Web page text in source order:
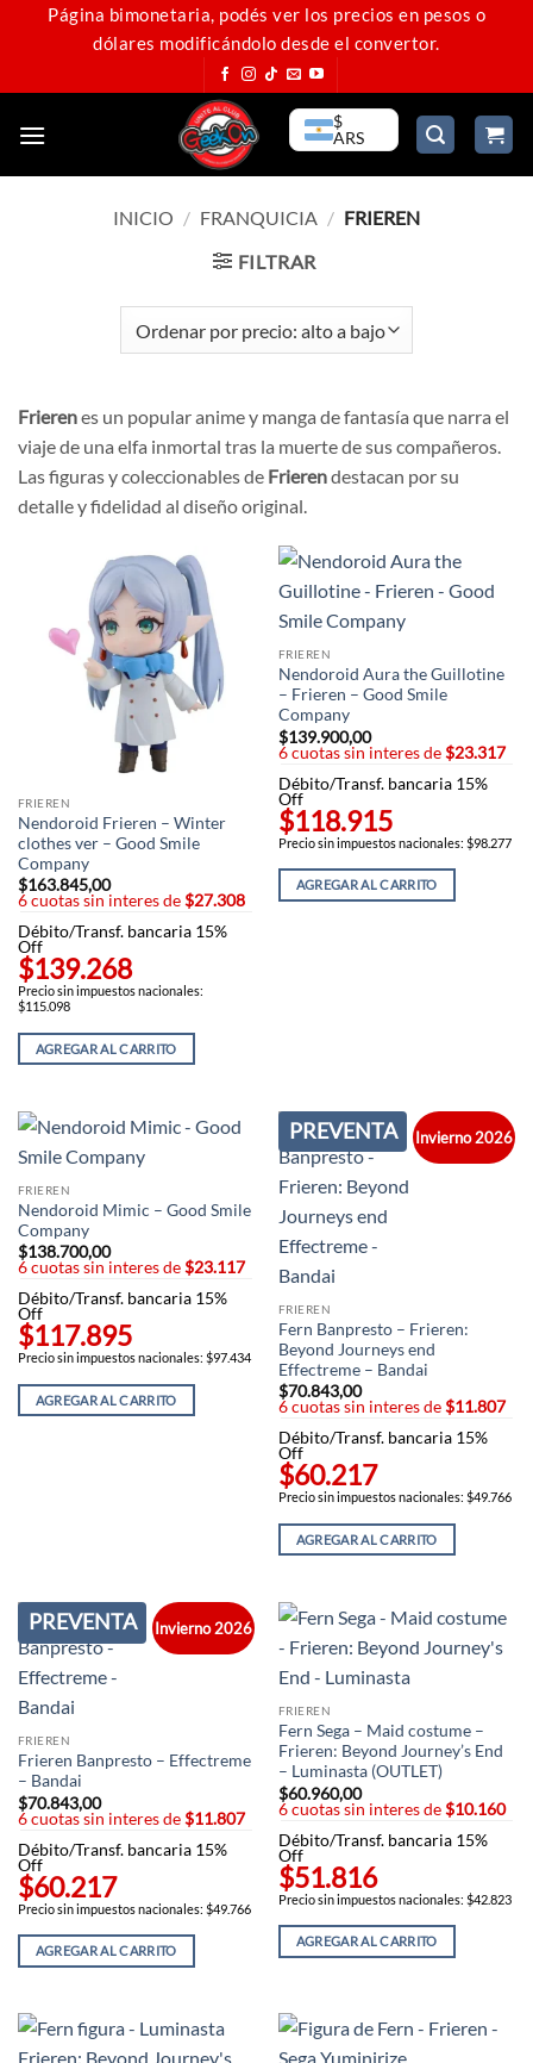
Página bimonetaria, podés ver los precios en pesos o
dólares modificándolo desde el convertor.
$
ARS
INICIO / FRANQUICIA / FRIEREN
FILTRAR
Frierenes un popular anime y manga de fantasía que narra el
viaje de una elfa inmortal tras la muerte de sus compañeros.
Las figuras y coleccionables de Frierendestacan por su
detalle y fidelidad al diseño original.
FRIEREN
Nendoroid Frieren – Winter
clothes ver – Good Smile
Company
$163.845,00
6 cuotas sin interes de$27.308
Débito/Transf. bancaria 15%
Off
$139.268
Precio sin impuestos nacionales:
$115.098
AGREGAR AL CARRITO
FRIEREN
Nendoroid Aura the Guillotine
– Frieren – Good Smile
Company
$139.900,00
6 cuotas sin interes de$23.317
Débito/Transf. bancaria 15%
Off
$118.915
Precio sin impuestos nacionales: $98.277
AGREGAR AL CARRITO
FRIEREN
Nendoroid Mimic – Good Smile
Company
$138.700,00
6 cuotas sin interes de$23.117
Débito/Transf. bancaria 15%
Off
$117.895
Precio sin impuestos nacionales: $97.434
AGREGAR AL CARRITO
PREVENTA Invierno 2026
FRIEREN
Fern Banpresto – Frieren:
Beyond Journeys end
Effectreme – Bandai
$70.843,00
6 cuotas sin interes de$11.807
Débito/Transf. bancaria 15%
Off
$60.217
Precio sin impuestos nacionales: $49.766
AGREGAR AL CARRITO
PREVENTA Invierno 2026
FRIEREN
Frieren Banpresto – Effectreme
– Bandai
$70.843,00
6 cuotas sin interes de$11.807
Débito/Transf. bancaria 15%
Off
$60.217
Precio sin impuestos nacionales: $49.766
AGREGAR AL CARRITO
FRIEREN
Fern Sega – Maid costume –
Frieren: Beyond Journey’s End
– Luminasta (OUTLET)
$60.960,00
6 cuotas sin interes de$10.160
Débito/Transf. bancaria 15%
Off
$51.816
Precio sin impuestos nacionales: $42.823
AGREGAR AL CARRITO